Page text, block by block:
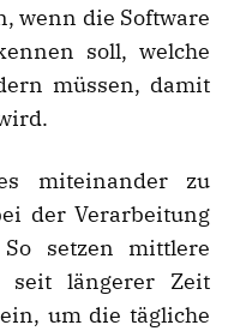
wenn die Software
soll, welche
müssen, damit
miteinander zu
der Verarbeitung
setzen mittlere
seit längerer Zeit
um die tägliche